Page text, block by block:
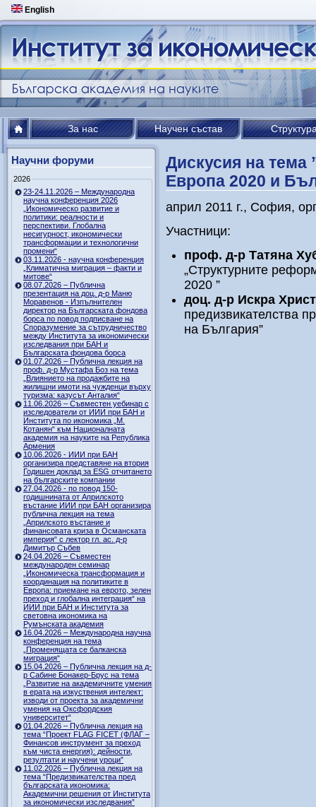
English
За нас Научен състав
Научни форуми
2026
23-24.11.2026 – Международна
научна конференция 2026
„Икономическо развитие и
политики: реалности и
перспективи. Глобална
несигурност, икономически
трансформации и технологични
промени“
03.11.2026 - научна конференция
„Климатична миграция – факти и
митове“
08.07.2026 – Публична
презентация на доц. д-р Маню
Моравенов - Изпълнителен
директор на Българската фондова
борса по повод подписване на
Споразумение за сътрудничество
между Института за икономически
изследвания при БАН и
Българската фондова борса
01.07.2026 – Публична лекция на
проф. д-р Мустафа Боз на тема
„Влиянието на продажбите на
жилищни имоти на чужденци върху
туризма: казусът Анталия“
11.06.2026 – Съвместен уебинар с
изследователи от ИИИ при БАН и
Института по икономика „М.
Котанян“ към Националната
академия на науките на Република
Армения
10.06.2026 - ИИИ при БАН
организира представяне на втория
Годишен доклад за ESG отчитането
на българските компании
27.04.2026 - по повод 150-
годишнината от Априлското
въстание ИИИ при БАН организира
публична лекция на тема
„Априлското въстание и
финансовата криза в Османската
империя“ с лектор гл. ас. д-р
Димитър Събев
24.04.2026 – Съвместен
международен семинар
„Икономическа трансформация и
координация на политиките в
Европа: приемане на еврото, зелен
преход и глобална интеграция“ на
ИИИ при БАН и Института за
световна икономика на
Румънската академия
16.04.2026 – Международна научна
конференция на тема
„Променящата се балканска
миграция“
15.04.2026 – Публична лекция на д-
р Сабине Бонакер-Брус на тема
„Развитие на академичните умения
в ерата на изкуствения интелект:
изводи от проекта за академични
умения на Оксфордския
университет“
01.04.2026 – Публична лекция на
тема “Проект FLAG FICET (ФЛАГ –
Финансов инструмент за преход
към чиста енергия): дейности,
резултати и научени уроци”
11.02.2026 – Публична лекция на
тема “Предизвикателства пред
българската икономика:
Академични решения от Института
за икономически изследвания”
Дискусия на
Европа 2020 и
април 2011 г., София,
Участници:
проф. д-р Татяна
„Структурните
2020 ”
доц. д-р Искра
предизвикателства
на България”